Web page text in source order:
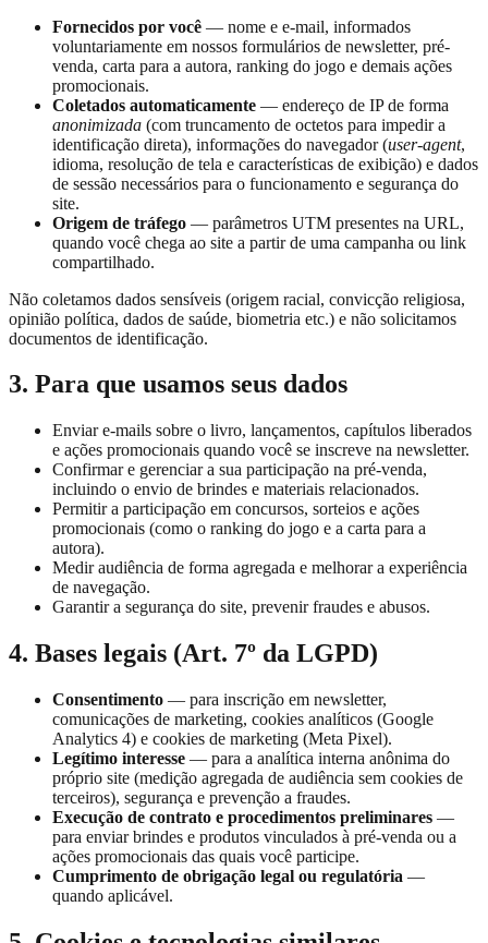
Fornecidos por você — nome e e-mail, informados
voluntariamente em nossos formulários de newsletter, pré-
venda, carta para a autora, ranking do jogo e demais ações
promocionais.
Coletados automaticamente — endereço de IP de forma
anonimizada (com truncamento de octetos para impedir a
identificação direta), informações do navegador (user-agent,
idioma, resolução de tela e características de exibição) e dados
de sessão necessários para o funcionamento e segurança do
site.
Origem de tráfego — parâmetros UTM presentes na URL,
quando você chega ao site a partir de uma campanha ou link
compartilhado.
Não coletamos dados sensíveis (origem racial, convicção religiosa,
opinião política, dados de saúde, biometria etc.) e não solicitamos
documentos de identificação.
3. Para que usamos seus dados
Enviar e-mails sobre o livro, lançamentos, capítulos liberados
e ações promocionais quando você se inscreve na newsletter.
Confirmar e gerenciar a sua participação na pré-venda,
incluindo o envio de brindes e materiais relacionados.
Permitir a participação em concursos, sorteios e ações
promocionais (como o ranking do jogo e a carta para a
autora).
Medir audiência de forma agregada e melhorar a experiência
de navegação.
Garantir a segurança do site, prevenir fraudes e abusos.
4. Bases legais (Art. 7º da LGPD)
Consentimento — para inscrição em newsletter,
comunicações de marketing, cookies analíticos (Google
Analytics 4) e cookies de marketing (Meta Pixel).
Legítimo interesse — para a analítica interna anônima do
próprio site (medição agregada de audiência sem cookies de
terceiros), segurança e prevenção a fraudes.
Execução de contrato e procedimentos preliminares —
para enviar brindes e produtos vinculados à pré-venda ou a
ações promocionais das quais você participe.
Cumprimento de obrigação legal ou regulatória —
quando aplicável.